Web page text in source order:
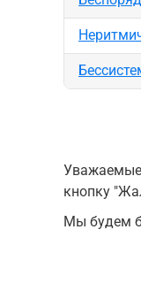
Уважаемые
кнопку
Мы будем